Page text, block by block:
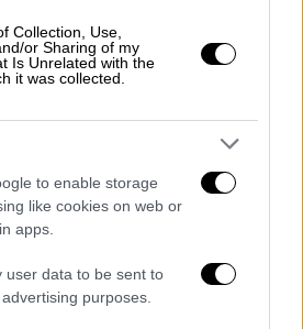
Collection, Use,
or Sharing of my
Is Unrelated with the
it was collected.
to enable storage
like cookies on web or
apps.
user data to be sent to
purposes.
22:25
φυσιολογικό να μην
πρόταση
Εθνική Ελλάδας»
τεχνικός δεν έκρυψε τον
για το γεγονός ότι δεν
ανανέωσης απ' την ΕΠΟ